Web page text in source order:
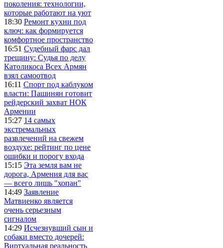
поколения: технологии,
которые работают на уют
18:30 Ремонт кухни под
ключ: как формируется
комфортное пространство
16:51 Судебный фарс дал
трещину: Судья по делу
Католикоса Всех Армян
взял самоотвод
16:11 Спорт под каблуком
власти: Пашинян готовит
рейдерский захват НОК
Армении
15:27 14 самых
экстремальных
развлечений на свежем
воздухе: рейтинг по цене
ошибки и порогу входа
15:15 Эта земля вам не
дорога, Армения для вас
— всего лишь "хопан"
14:49 Заявление
Матвиенко является
очень серьезным
сигналом
14:29 Исчезнувший сын и
собаки вместо дочерей:
Виртуальная реальность